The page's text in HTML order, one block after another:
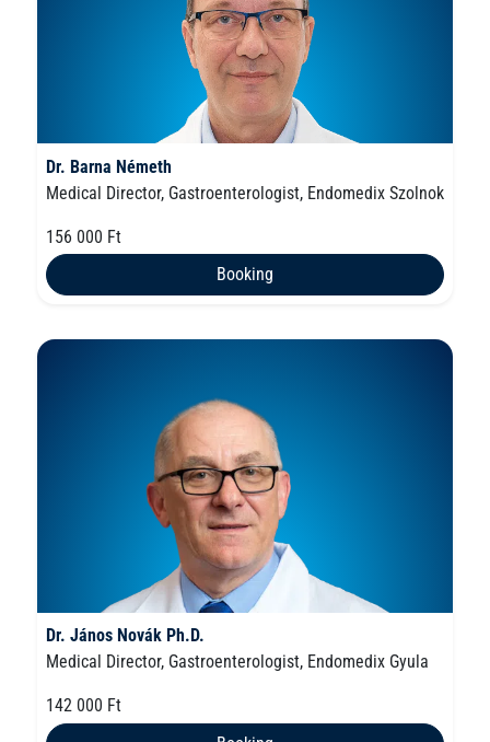
Dr. Barna Németh
Medical Director, Gastroenterologist, Endomedix Szolnok
156 000 Ft
Booking
Dr. János Novák Ph.D.
Medical Director, Gastroenterologist, Endomedix Gyula
142 000 Ft